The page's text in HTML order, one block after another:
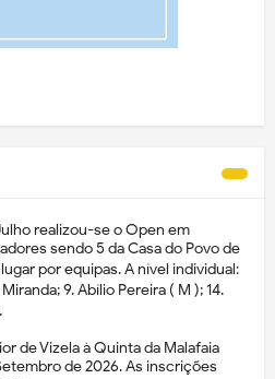
realizou-se o Open em
sendo 5 da Casa do Povo de
por equipas. A nível individual:
9. Abílio Pereira ( M ); 14.
de Vizela à Quinta da Malafaia
de 2026. As inscrições